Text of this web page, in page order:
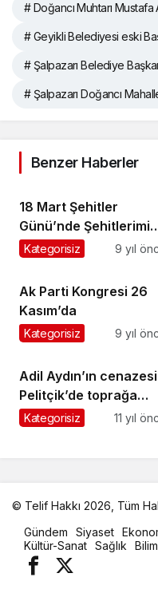
# Doğancı Muhtarı Mustafa
# Geyikli Belediyesi eski
# Şalpazarı Belediye
# Şalpazarı Doğancı
Benzer Haberler
18 Mart Şehitler
Günü’nde
saygıyla andık
Kategorisiz 9 yıl
Ak Parti Kongresi 26
Kasım’da
Kategorisiz 9 yıl
Adil Aydın’ın cenazesi
Pelitçik’de toprağa
verildi
Kategorisiz 11 yıl
© Telif Hakkı 2026, Tüm
oto
kiralama
parça
eşya
Gündem Siyaset
Kültür-Sanat Sağlık Bilim